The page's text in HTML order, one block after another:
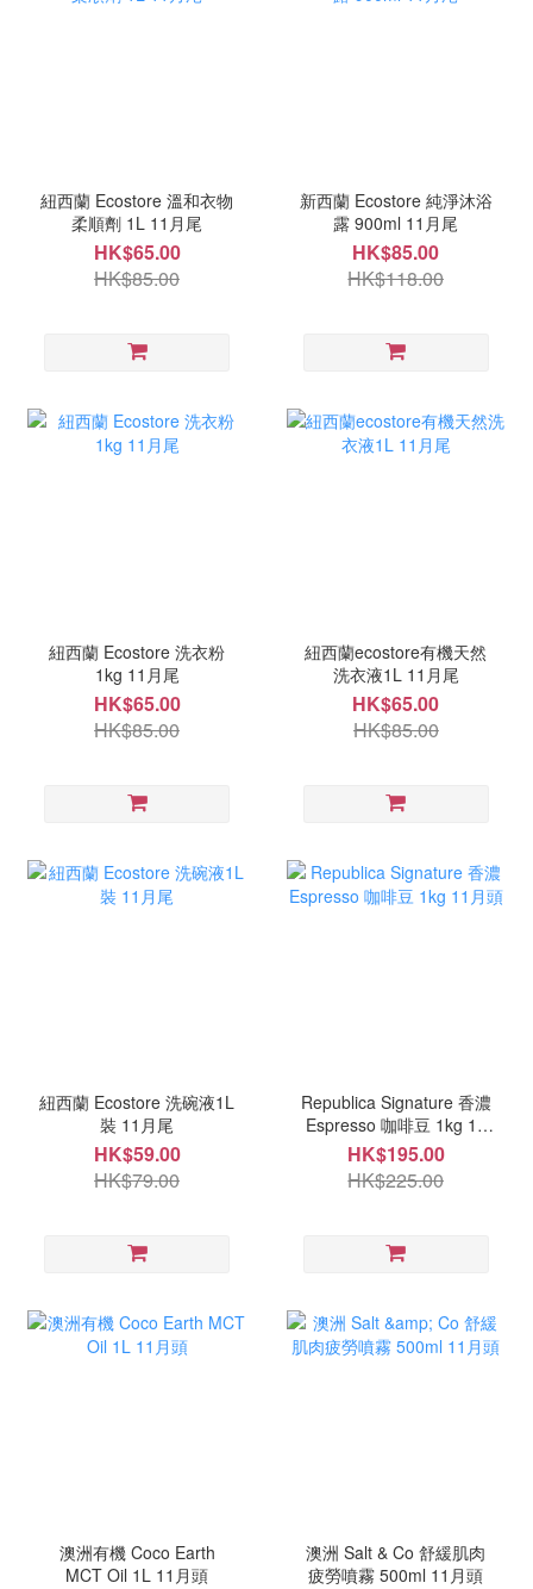
紐西蘭 Ecostore 溫和衣物
柔順劑 1L 11月尾
HK$65.00
HK$85.00
新西蘭 Ecostore 純淨沐浴
露 900ml 11月尾
HK$85.00
HK$118.00
紐西蘭 Ecostore 洗衣粉
1kg 11月尾
HK$65.00
HK$85.00
紐西蘭ecostore有機天然
洗衣液1L 11月尾
HK$65.00
HK$85.00
紐西蘭 Ecostore 洗碗液1L
裝 11月尾
HK$59.00
HK$79.00
Republica Signature 香濃
Espresso 咖啡豆 1kg 11
月頭
HK$195.00
HK$225.00
澳洲有機 Coco Earth
MCT Oil 1L 11月頭
澳洲 Salt & Co 舒緩肌肉
疲勞噴霧 500ml 11月頭